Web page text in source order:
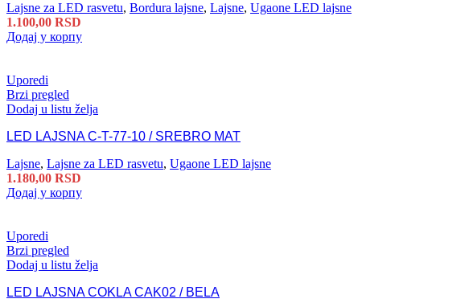
Lajsne za LED rasvetu, Bordura lajsne, Lajsne, Ugaone LED lajsne
1.100,00 RSD
Додај у корпу
Uporedi
Brzi pregled
Dodaj u listu želja
LED LAJSNA C-T-77-10 / SREBRO MAT
Lajsne, Lajsne za LED rasvetu, Ugaone LED lajsne
1.180,00 RSD
Додај у корпу
Uporedi
Brzi pregled
Dodaj u listu želja
LED LAJSNA COKLA CAK02 / BELA